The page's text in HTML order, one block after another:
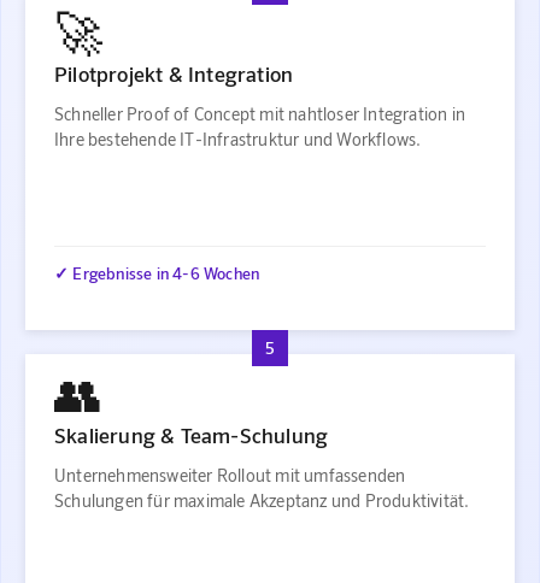
🚀
Pilotprojekt & Integration
Schneller Proof of Concept mit nahtloser Integration in
Ihre bestehende IT-Infrastruktur und Workflows.
✓ Ergebnisse in 4-6 Wochen
5
👥
Skalierung & Team-Schulung
Unternehmensweiter Rollout mit umfassenden
Schulungen für maximale Akzeptanz und Produktivität.